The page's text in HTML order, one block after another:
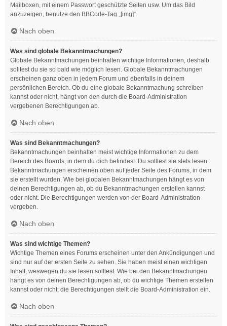
Mailboxen, mit einem Passwort geschützte Seiten usw. Um das Bild
anzuzeigen, benutze den BBCode-Tag „[img]“.
Nach oben
Was sind globale Bekanntmachungen?
Globale Bekanntmachungen beinhalten wichtige Informationen, deshalb
solltest du sie so bald wie möglich lesen. Globale Bekanntmachungen
erscheinen ganz oben in jedem Forum und ebenfalls in deinem
persönlichen Bereich. Ob du eine globale Bekanntmachung schreiben
kannst oder nicht, hängt von den durch die Board-Administration
vergebenen Berechtigungen ab.
Nach oben
Was sind Bekanntmachungen?
Bekanntmachungen beinhalten meist wichtige Informationen zu dem
Bereich des Boards, in dem du dich befindest. Du solltest sie stets lesen.
Bekanntmachungen erscheinen oben auf jeder Seite des Forums, in dem
sie erstellt wurden. Wie bei globalen Bekanntmachungen hängt es von
deinen Berechtigungen ab, ob du Bekanntmachungen erstellen kannst
oder nicht. Die Berechtigungen werden von der Board-Administration
vergeben.
Nach oben
Was sind wichtige Themen?
Wichtige Themen eines Forums erscheinen unter den Ankündigungen und
sind nur auf der ersten Seite zu sehen. Sie haben meist einen wichtigen
Inhalt, weswegen du sie lesen solltest. Wie bei den Bekanntmachungen
hängt es von deinen Berechtigungen ab, ob du wichtige Themen erstellen
kannst oder nicht; die Berechtigungen stellt die Board-Administration ein.
Nach oben